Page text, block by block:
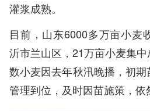
灌浆成熟。
目前，山东6000多万亩小麦
沂市兰山区，21万亩小麦集
数小麦因去年秋汛晚播，初
管理到位，及时因苗施策，依